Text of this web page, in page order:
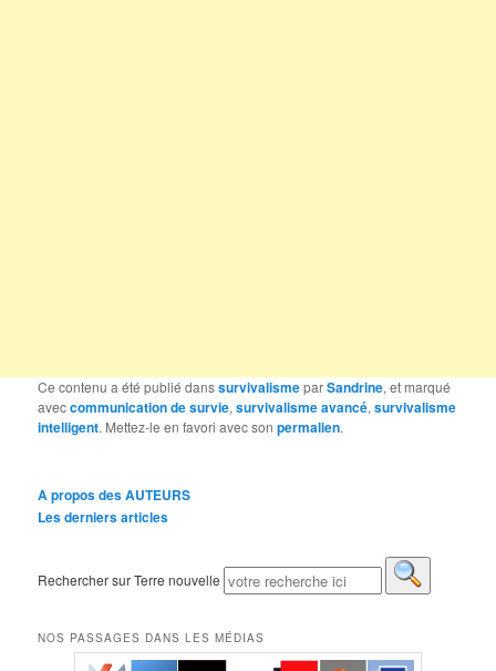
Ce contenu a été publié danssurvivalismeparSandrine, et marqué
aveccommunication de survie,survivalisme avancé,survivalisme
intelligent. Mettez-le en favori avec sonpermalien.
A propos des AUTEURS
Les derniers articles
Rechercher sur Terre nouvelle
NOS PASSAGES DANS LES MÉDIAS